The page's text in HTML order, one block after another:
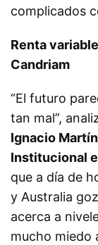
complicados
Renta
Candriam
“El futuro
tan mal”,
Ignacio
Institucional
que a día de
y Australia
acerca a
mucho miedo